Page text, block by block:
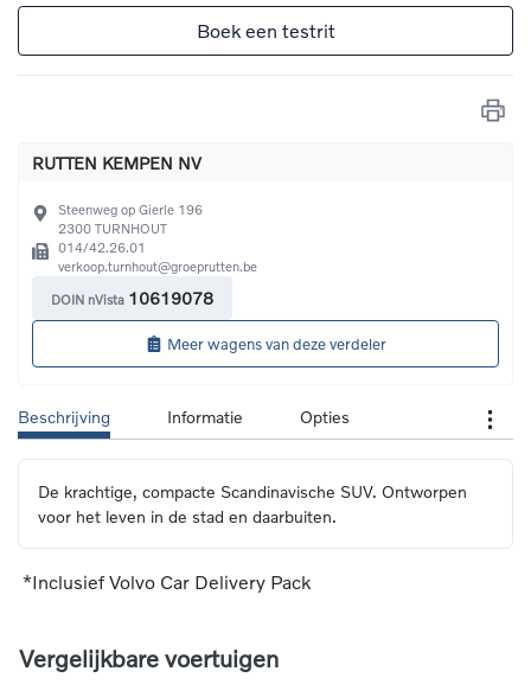
Boek een testrit
RUTTEN KEMPEN NV
Steenweg op Gierle 196
2300 TURNHOUT
014/42.26.01
verkoop.turnhout@groeprutten.be
DOIN nVista 10619078
Meer wagens van deze verdeler
Beschrijving Informatie Opties
De krachtige, compacte Scandinavische SUV. Ontworpen
voor het leven in de stad en daarbuiten.
*Inclusief Volvo Car Delivery Pack
Vergelijkbare voertuigen